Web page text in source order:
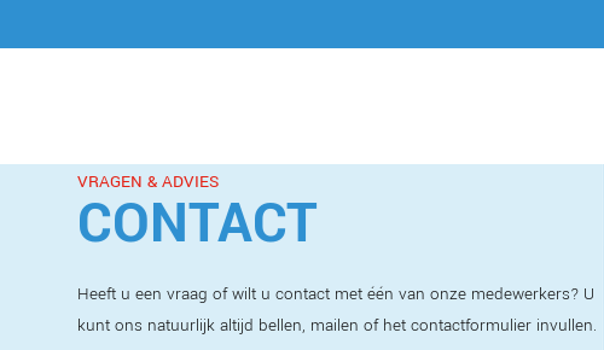
VRAGEN & ADVIES
CONTACT
Heeft u een vraag of wilt u contact met één van onze medewerkers? U
kunt ons natuurlijk altijd bellen, mailen of het contactformulier invullen.